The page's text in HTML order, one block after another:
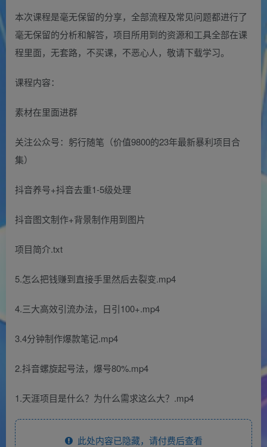
本次课程是毫无保留的分享，全部流程及常见问题都进行了
毫无保留的分析和解答，项目所用到的资源和工具全部在课
程里面，无套路，不买课，不恶心人，敬请下载学习。
课程内容：
素材在里面进群
关注公众号：躬行随笔（价值9800的23年最新暴利项目合
集）
抖音养号+抖音去重1-5级处理
抖音图文制作+背景制作用到图片
项目简介.txt
5.怎么把钱赚到直接手里然后去裂变.mp4
4.三大高效引流办法，日引100+.mp4
3.4分钟制作爆款笔记.mp4
2.抖音螺旋起号法，爆号80%.mp4
1.天涯项目是什么？为什么需求这么大？.mp4
此处内容已隐藏，请付费后查看